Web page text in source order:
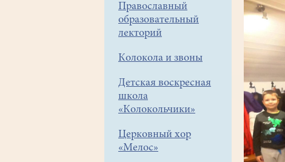
Православный
образовательный
лекторий
Колокола и звоны
Детская воскресная
школа
«Колокольчики»
Церковный хор
«Мелос»